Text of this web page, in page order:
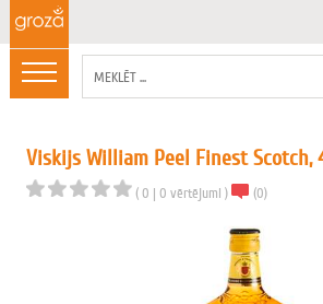
Viskijs William Peel Finest Scotch,
( 0 | 0 vērtējumi ) (0)